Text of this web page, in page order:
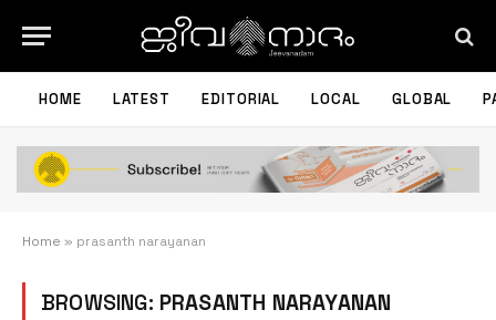
HOME LATEST EDITORIAL LOCAL GLOBAL
Home » prasanth narayanan
BROWSING: PRASANTH NARAYANAN